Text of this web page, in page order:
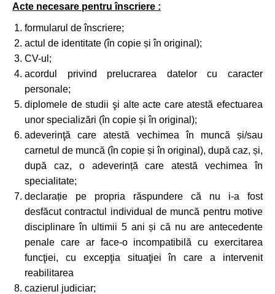
Acte necesare pentru înscriere :
formularul de înscriere;
actul de identitate (în copie și în original);
CV-ul;
acordul privind prelucrarea datelor cu caracter
personale;
diplomele de studii şi alte acte care atestă efectuarea
unor specializări (în copie și în original);
adeverinţă care atestă vechimea în muncă și/sau
carnetul de muncă (în copie și în original), după caz, și,
după caz, o adeverință care atestă vechimea în
specialitate;
declarație pe propria răspundere că nu i-a fost
desfăcut contractul individual de muncă pentru motive
disciplinare în ultimii 5 ani și că nu are antecedente
penale care ar face-o incompatibilă cu exercitarea
funcţiei, cu excepţia situaţiei în care a intervenit
reabilitarea
cazierul judiciar;